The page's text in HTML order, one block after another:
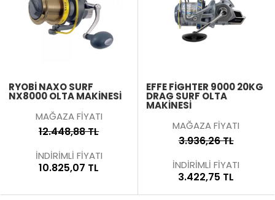
RYOBI NAXO SURF
NX8000 OLTA MAKINESI
MAĞAZA FİYATI
12.448,88 TL
İNDİRİMLİ FİYATI
10.825,07 TL
EFFE FIGHTER 9000 20KG
DRAG SURF OLTA
MAKINESI
MAĞAZA FİYATI
3.936,26 TL
İNDİRİMLİ FİYATI
3.422,75 TL